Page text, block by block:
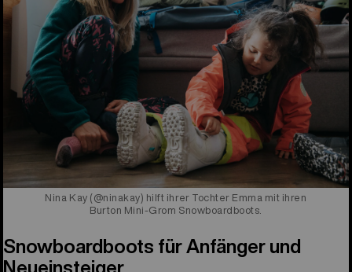
Nina Kay (@ninakay) hilft ihrer Tochter Emma mit ihren
Burton Mini-Grom Snowboardboots.
Snowboardboots für Anfänger und
Neueinsteiger